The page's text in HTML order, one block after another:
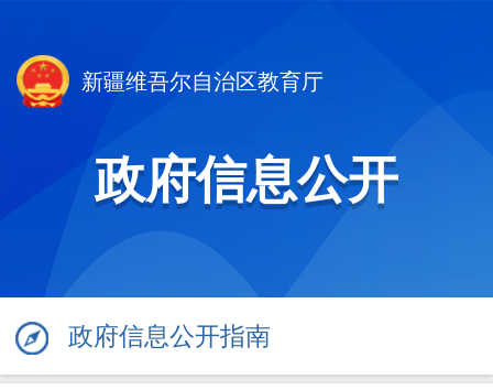
新疆维吾尔自治区教育厅
政府信息公开
政府信息公开指南